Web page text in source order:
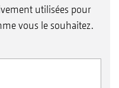
utilisées pour
vous le souhaitez.